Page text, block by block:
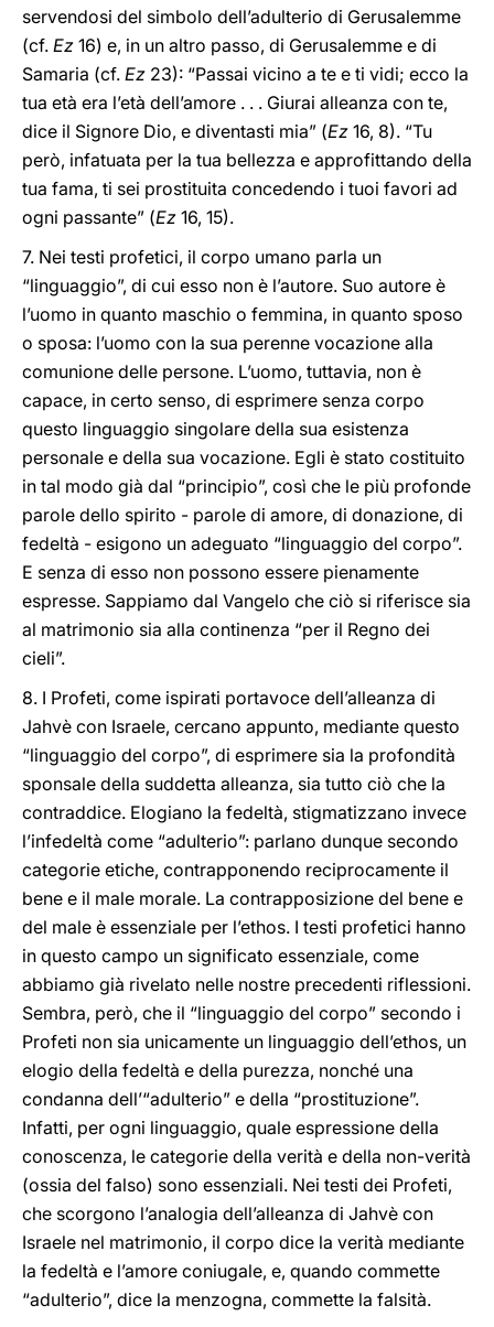
servendosi del simbolo dell’adulterio di Gerusalemme
(cf. Ez 16) e, in un altro passo, di Gerusalemme e di
Samaria (cf. Ez 23): “Passai vicino a te e ti vidi; ecco la
tua età era l’età dell’amore . . . Giurai alleanza con te,
dice il Signore Dio, e diventasti mia” (Ez 16, 8). “Tu
però, infatuata per la tua bellezza e approfittando della
tua fama, ti sei prostituita concedendo i tuoi favori ad
ogni passante” (Ez 16, 15).
7. Nei testi profetici, il corpo umano parla un
“linguaggio”, di cui esso non è l’autore. Suo autore è
l’uomo in quanto maschio o femmina, in quanto sposo
o sposa: l’uomo con la sua perenne vocazione alla
comunione delle persone. L’uomo, tuttavia, non è
capace, in certo senso, di esprimere senza corpo
questo linguaggio singolare della sua esistenza
personale e della sua vocazione. Egli è stato costituito
in tal modo già dal “principio”, così che le più profonde
parole dello spirito - parole di amore, di donazione, di
fedeltà - esigono un adeguato “linguaggio del corpo”.
E senza di esso non possono essere pienamente
espresse. Sappiamo dal Vangelo che ciò si riferisce sia
al matrimonio sia alla continenza “per il Regno dei
cieli”.
8. I Profeti, come ispirati portavoce dell’alleanza di
Jahvè con Israele, cercano appunto, mediante questo
“linguaggio del corpo”, di esprimere sia la profondità
sponsale della suddetta alleanza, sia tutto ciò che la
contraddice. Elogiano la fedeltà, stigmatizzano invece
l’infedeltà come “adulterio”: parlano dunque secondo
categorie etiche, contrapponendo reciprocamente il
bene e il male morale. La contrapposizione del bene e
del male è essenziale per l’ethos. I testi profetici hanno
in questo campo un significato essenziale, come
abbiamo già rivelato nelle nostre precedenti riflessioni.
Sembra, però, che il “linguaggio del corpo” secondo i
Profeti non sia unicamente un linguaggio dell’ethos, un
elogio della fedeltà e della purezza, nonché una
condanna dell’“adulterio” e della “prostituzione”.
Infatti, per ogni linguaggio, quale espressione della
conoscenza, le categorie della verità e della non-verità
(ossia del falso) sono essenziali. Nei testi dei Profeti,
che scorgono l’analogia dell’alleanza di Jahvè con
Israele nel matrimonio, il corpo dice la verità mediante
la fedeltà e l’amore coniugale, e, quando commette
“adulterio”, dice la menzogna, commette la falsità.